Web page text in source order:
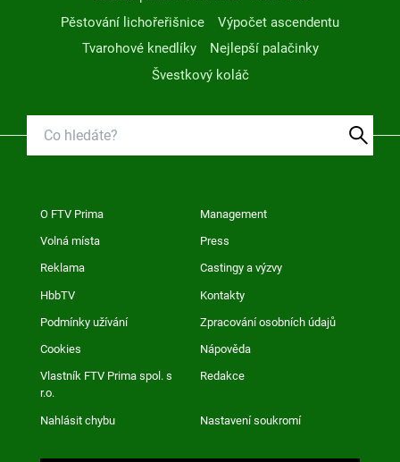
Pěstování lichořeřišnice
Výpočet ascendentu
Tvarohové knedlíky
Nejlepší palačinky
Švestkový koláč
O FTV Prima Management
Volná místa Press
Reklama Castingy a výzvy
HbbTV Kontakty
Podmínky užívání Zpracování osobních údajů
Cookies Nápověda
Vlastník FTV Prima spol. s
r.o.
Redakce
Nahlásit chybu Nastavení soukromí